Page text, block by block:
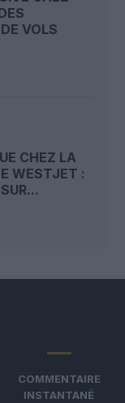
VOLS
CHEZ LA
WESTJET :
COMMENTAIRE
INSTANTANÉ